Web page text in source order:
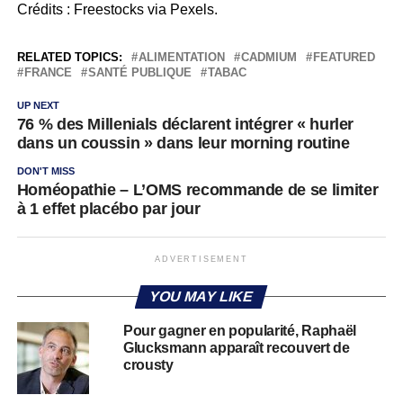
Crédits : Freestocks via Pexels.
RELATED TOPICS: ALIMENTATION CADMIUM
FEATURED
FRANCE
SANTÉ PUBLIQUE TABAC
UP NEXT
76 % des Millenials déclarent intégrer « hurler
dans un coussin » dans leur morning routine
DON'T MISS
Homéopathie – L’OMS recommande de se limiter
à 1 effet placébo par jour
ADVERTISEMENT
YOU MAY LIKE
Pour gagner en popularité, Raphaël
Glucksmann apparaît recouvert de
crousty